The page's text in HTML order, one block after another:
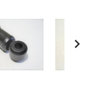
